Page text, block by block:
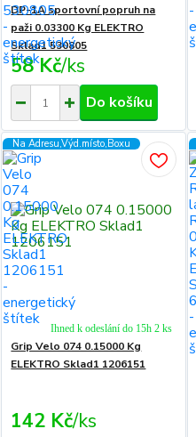
DP-1A sportovní popruh na
paži 0.03300 Kg ELEKTRO
Sklad1 530805
58 Kč/ks
Do košíku
Na Adresu,Výd.místo,Boxu
Grip Velo 074 0.15000 Kg
ELEKTRO Sklad1 1206151
142 Kč/ks
Ihned k odeslání do 15h 2 ks